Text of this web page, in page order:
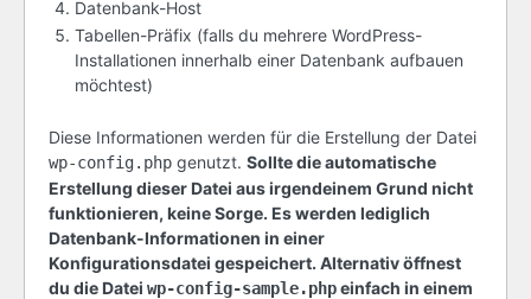
Datenbank-Host
Tabellen-Präfix (falls du mehrere WordPress-
Installationen innerhalb einer Datenbank aufbauen
möchtest)
Diese Informationen werden für die Erstellung der Datei
wp-config.php genutzt. Sollte die automatische
Erstellung dieser Datei aus irgendeinem Grund nicht
funktionieren, keine Sorge. Es werden lediglich
Datenbank-Informationen in einer
Konfigurationsdatei gespeichert. Alternativ öffnest
du die Datei wp-config-sample.phpeinfach in einem